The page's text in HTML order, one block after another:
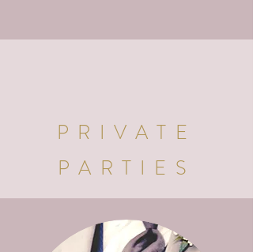
PRIVATE
PARTIES